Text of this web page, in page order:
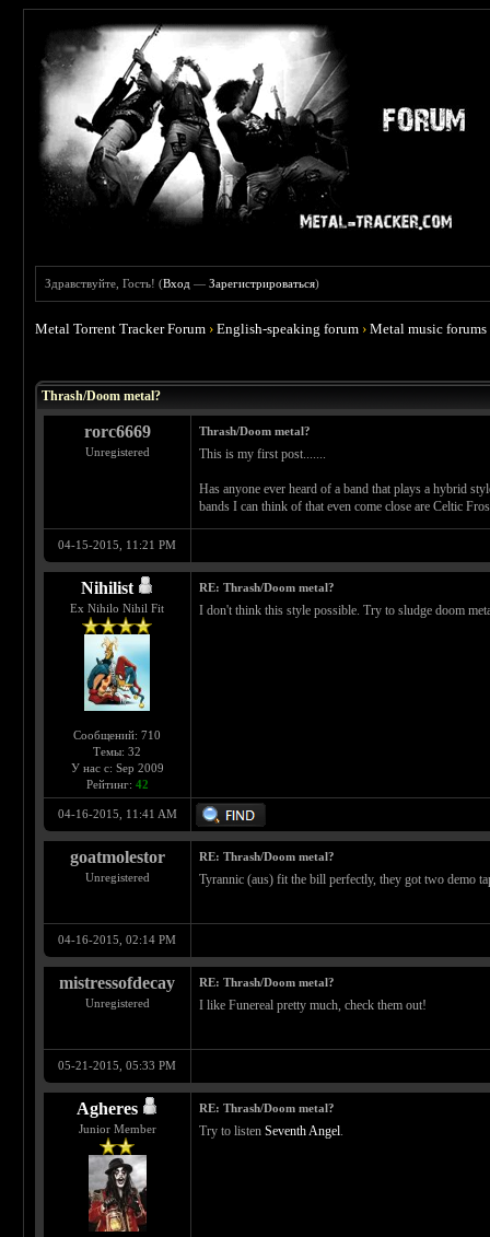
Здравствуйте, Гость! (Вход —Зарегистрироваться)
Metal Torrent Tracker Forum ›English-speaking forum ›Metal music forums
Thrash/Doom metal?
rorc6669
Unregistered
Thrash/Doom metal?
This is my first post.......
Has anyone ever heard of a band that plays a hybrid
bands I can think of that even come close are Celtic
04-15-2015, 11:21 PM
Nihilist
Ex Nihilo Nihil Fit
Сообщений: 710
Темы: 32
У нас с: Sep 2009
Рейтинг: 42
RE: Thrash/Doom metal?
I don't think this style possible. Try to sludge doom
04-16-2015, 11:41 AM
goatmolestor
Unregistered
RE: Thrash/Doom metal?
Tyrannic (aus) fit the bill perfectly, they got two demo
04-16-2015, 02:14 PM
mistressofdecay
Unregistered
RE: Thrash/Doom metal?
I like Funereal pretty much, check them out!
05-21-2015, 05:33 PM
Agheres
Junior Member
RE: Thrash/Doom metal?
Try to listenSeventh Angel.